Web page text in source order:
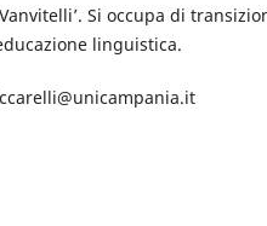
Si occupa di
linguistica.